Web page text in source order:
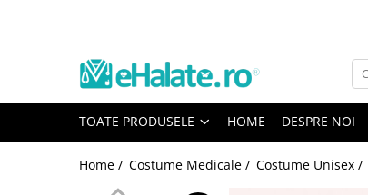
Toate Produsele
Bluze UnisexTOATE PRODUSELE HOME DESPRE NOI
Home / Costume Medicale / Costume Unisex /